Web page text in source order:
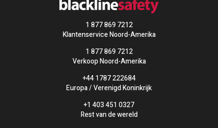
1 877 869 7212
Klantenservice Noord-Amerika
1 877 869 7212
Verkoop Noord-Amerika
+44 1787 222684
Europa / Verenigd Koninkrijk
+1 403 451 0327
Rest van de wereld